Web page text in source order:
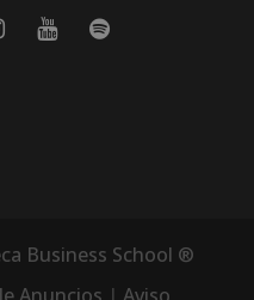
Business School ®